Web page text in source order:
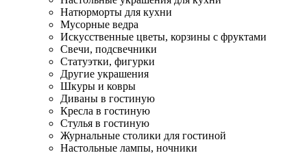
Натюрморты для кухни
Мусорные ведра
Искусственные цветы, корзины с фруктами
Свечи, подсвечники
Статуэтки, фигурки
Другие украшения
Шкуры и ковры
Диваны в гостиную
Кресла в гостиную
Стулья в гостиную
Журнальные столики для гостиной
Настольные лампы, ночники